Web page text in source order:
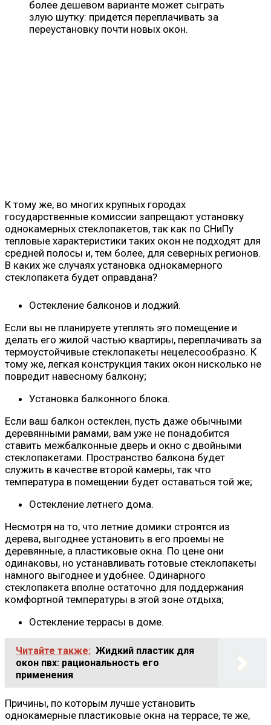
более дешевом варианте может сыграть
злую шутку: придется переплачивать за
переустановку почти новых окон.
К тому же, во многих крупных городах
государственные комиссии запрещают установку
однокамерных стеклопакетов, так как по СНиПу
тепловые характеристики таких окон не подходят для
средней полосы и, тем более, для северных регионов.
В каких же случаях установка однокамерного
стеклопакета будет оправдана?
Остекление балконов и лоджий.
Если вы не планируете утеплять это помещение и
делать его жилой частью квартиры, переплачивать за
термоустойчивые стеклопакеты нецелесообразно. К
тому же, легкая конструкция таких окон нисколько не
повредит навесному балкону;
Установка балконного блока.
Если ваш балкон остеклен, пусть даже обычными
деревянными рамами, вам уже не понадобится
ставить межбалконные дверь и окно с двойными
стеклопакетами. Пространство балкона будет
служить в качестве второй камеры, так что
температура в помещении будет оставаться той же;
Остекление летнего дома.
Несмотря на то, что летние домики строятся из
дерева, выгоднее установить в его проемы не
деревянные, а пластиковые окна. По цене они
одинаковы, но устанавливать готовые стеклопакеты
намного выгоднее и удобнее. Одинарного
стеклопакета вполне остаточно для поддержания
комфортной температуры в этой зоне отдыха;
Остекление террасы в доме.
Читайте также: Жидкий пластик для
окон пвх: рациональность его
применения
Причины, по которым лучше установить
однокамерные пластиковые окна на террасе, те же,